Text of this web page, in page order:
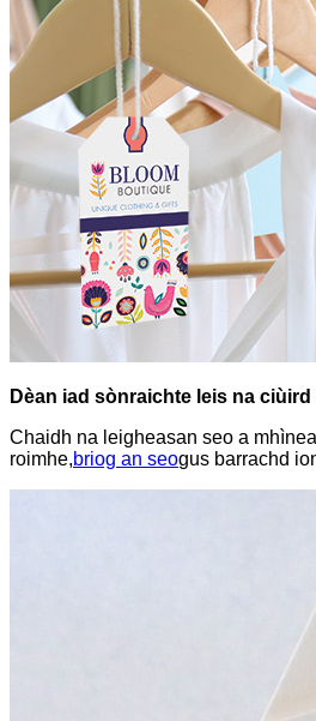
Dèan iad sònraichte leis na
Chaidh na leigheasan seo a
roimhe,briog an seogus barrachd